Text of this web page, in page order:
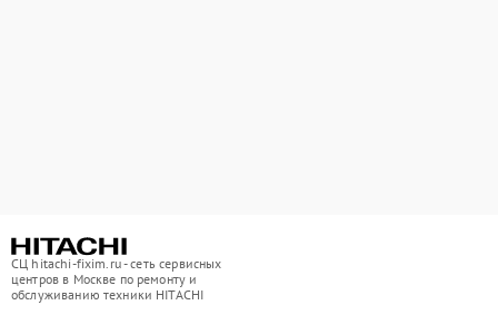
СЦ hitachi-fixim.ru - сеть сервисных
центров в Москве по ремонту и
обслуживанию техники HITACHI